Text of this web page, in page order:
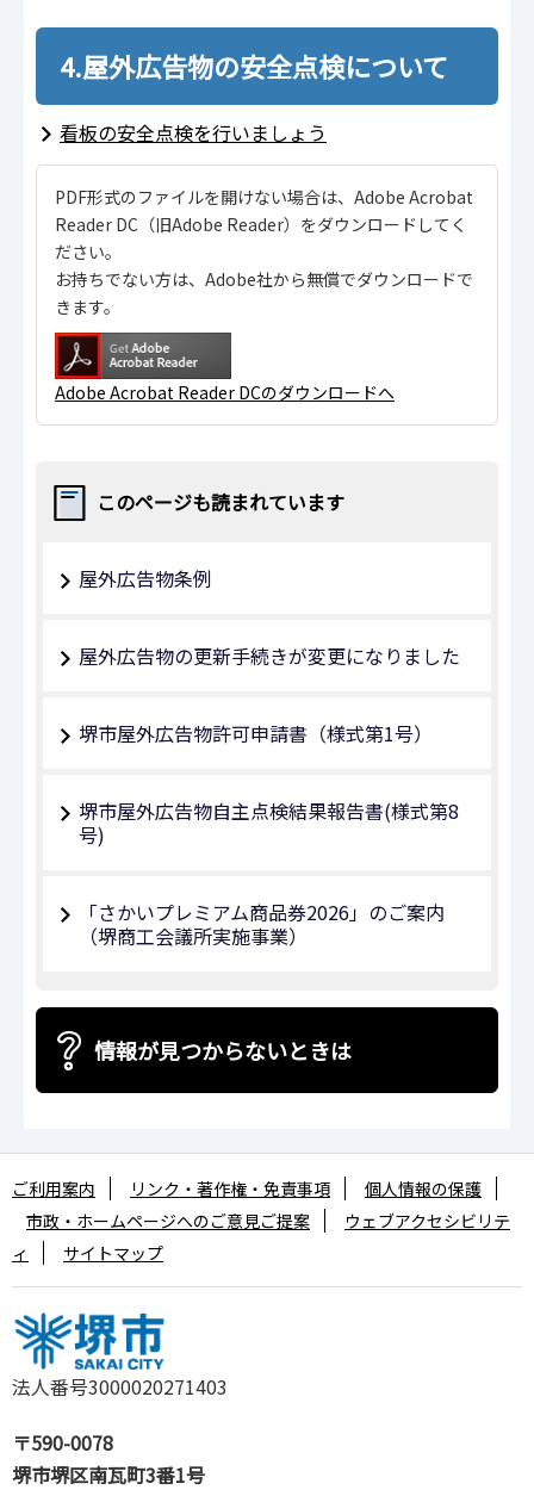
4.屋外広告物の安全点検について
看板の安全点検を行いましょう
PDF形式のファイルを開けない場合は、Adobe Acrobat
Reader DC（旧Adobe Reader）をダウンロードしてく
ださい。
お持ちでない方は、Adobe社から無償でダウンロードで
きます。
Adobe Acrobat Reader DCのダウンロードへ
このページも読まれています
屋外広告物条例
屋外広告物の更新手続きが変更になりました
堺市屋外広告物許可申請書（様式第1号）
堺市屋外広告物自主点検結果報告書(様式第8
号)
「さかいプレミアム商品券2026」のご案内
（堺商工会議所実施事業）
情報が見つからないときは
法人番号3000020271403
〒590-0078
堺市堺区南瓦町3番1号
ご利用案内 リンク・著作権・免責事項
個人情報の保護
市政・ホームページへのご意見ご提案
ウェブアクセシビリテ
ィ
サイトマップ